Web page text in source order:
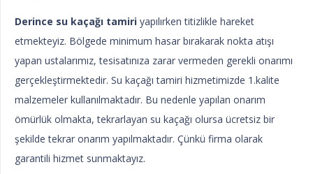
Derince su kaçağı tamiri yapılırken titizlikle hareket
etmekteyiz. Bölgede minimum hasar bırakarak nokta atışı
yapan ustalarımız, tesisatınıza zarar vermeden gerekli onarımı
gerçekleştirmektedir. Su kaçağı tamiri hizmetimizde 1.kalite
malzemeler kullanılmaktadır. Bu nedenle yapılan onarım
ömürlük olmakta, tekrarlayan su kaçağı olursa ücretsiz bir
şekilde tekrar onarım yapılmaktadır. Çünkü firma olarak
garantili hizmet sunmaktayız.